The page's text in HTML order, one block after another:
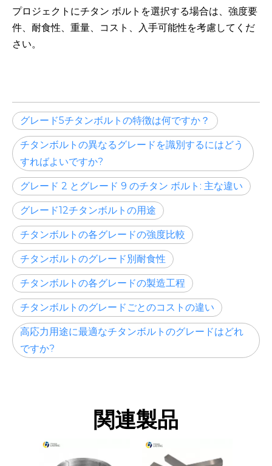
プロジェクトにチタン ボルトを選択する場合は、強度要
件、耐食性、重量、コスト、入手可能性を考慮してくだ
さい。
グレード5チタンボルトの特徴は何ですか？
チタンボルトの異なるグレードを識別するにはどう
すればよいですか?
グレード 2 とグレード 9 のチタン ボルト: 主な違い
グレード12チタンボルトの用途
チタンボルトの各グレードの強度比較
チタンボルトのグレード別耐食性
チタンボルトの各グレードの製造工程
チタンボルトのグレードごとのコストの違い
高応力用途に最適なチタンボルトのグレードはどれ
ですか?
関連製品